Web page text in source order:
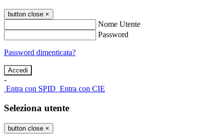
button close ×
Nome Utente
Password
Password dimenticata?
-
Entra con SPID Entra con CIE
Seleziona utente
button close ×